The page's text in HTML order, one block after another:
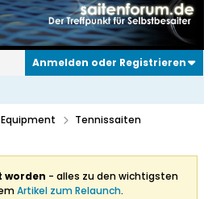
Anmelden oder Registrieren
Equipment
Tennissaiten
worden - alles zu den wichtigsten
Artikel zum Relaunch.